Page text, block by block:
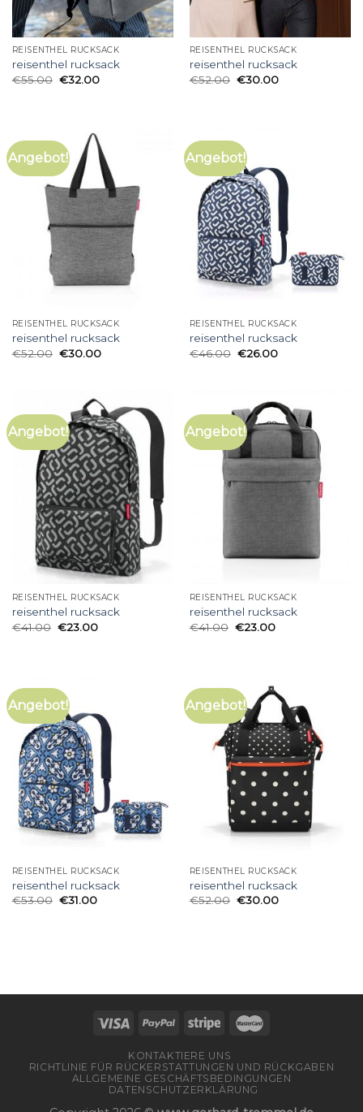
REISENTHEL RUCKSACK
reisenthel rucksack
€55.00 €32.00
REISENTHEL RUCKSACK
reisenthel rucksack
€52.00 €30.00
Angebot!
REISENTHEL RUCKSACK
reisenthel rucksack
€52.00 €30.00
Angebot!
REISENTHEL RUCKSACK
reisenthel rucksack
€46.00 €26.00
Angebot!
REISENTHEL RUCKSACK
reisenthel rucksack
€41.00 €23.00
Angebot!
REISENTHEL RUCKSACK
reisenthel rucksack
€41.00 €23.00
Angebot!
REISENTHEL RUCKSACK
reisenthel rucksack
€53.00 €31.00
Angebot!
REISENTHEL RUCKSACK
reisenthel rucksack
€52.00 €30.00
KONTAKTIERE UNS
RICHTLINIE FÜR RÜCKERSTATTUNGEN UND RÜCKGABEN
ALLGEMEINE GESCHÄFTSBEDINGUNGEN
DATENSCHUTZERKLÄRUNG